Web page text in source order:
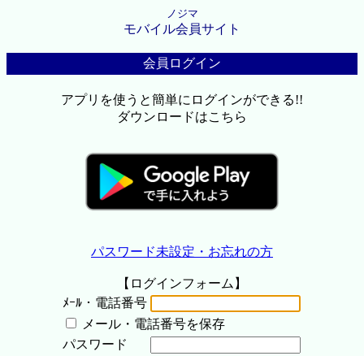
ノジマ
モバイル会員サイト
会員ログイン
アプリを使うと簡単にログインができる!!
ダウンロードはこちら
パスワード未設定・お忘れの方
【ログインフォーム】
ﾒｰﾙ・電話番号
メール・電話番号を保存
パスワード